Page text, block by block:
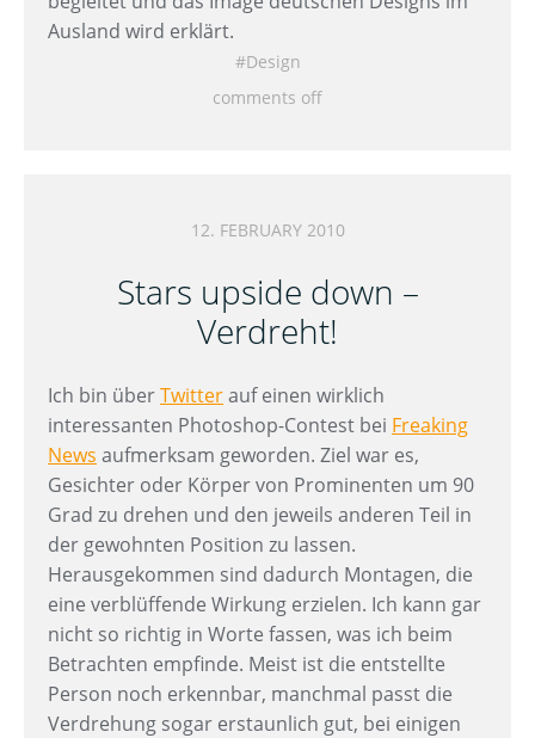
Ausland wird erklärt.
Design
comments off
12. FEBRUARY 2010
Stars upside down –
Verdreht!
Ich bin überTwitterauf einen wirklich
interessanten Photoshop-Contest bei Freaking
News aufmerksam geworden. Ziel war es,
Gesichter oder Körper von Prominenten um 90
Grad zu drehen und den jeweils anderen Teil in
der gewohnten Position zu lassen.
Herausgekommen sind dadurch Montagen, die
eine verblüffende Wirkung erzielen. Ich kann gar
nicht so richtig in Worte fassen, was ich beim
Betrachten empfinde. Meist ist die entstellte
Person noch erkennbar, manchmal passt die
Verdrehung sogar erstaunlich gut, bei einigen